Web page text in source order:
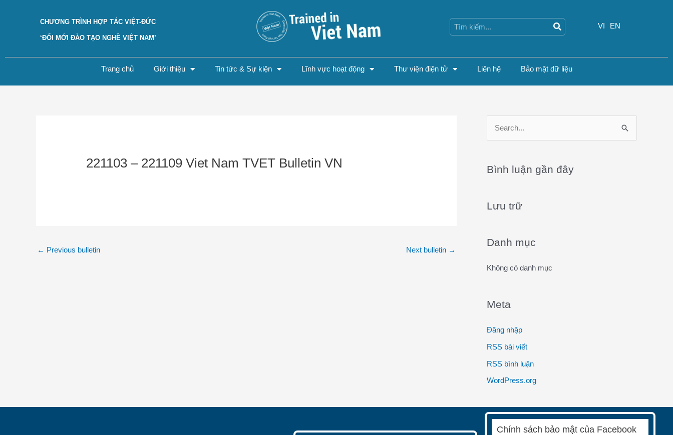
CHƯƠNG TRÌNH HỢP TÁC VIỆT-ĐỨC
‘ĐỔI MỚI ĐÀO TẠO NGHỀ VIỆT NAM’
VI
EN
Trang chủ Giới thiệu Tin tức & Sự kiện Lĩnh vực hoạt động Thư viện điện tử Liên hệ Bảo mật dữ liệu
221103 – 221109 Viet Nam TVET Bulletin VN
← Previous bulletin Next bulletin →
r
h
:
Bình luận gần đây
Lưu trữ
Danh mục
Không có danh mục
Meta
Đăng nhập
RSS bài viết
RSS bình luận
WordPress.org
Chính sách bảo mật của Facebook